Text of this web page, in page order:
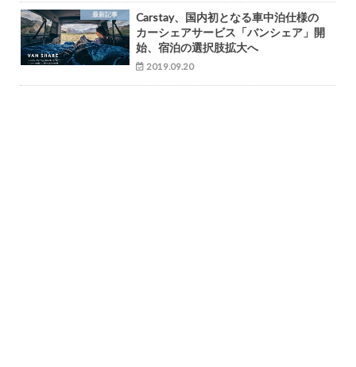
最新記事
Carstay、国内初となる車中泊仕様の
カーシェアサービス「バンシェア」開
始、宿泊の選択肢拡大へ
2019.09.20